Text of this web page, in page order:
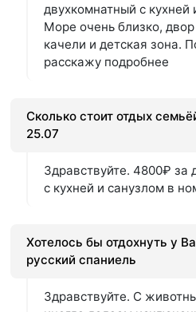
двухкомнатный с
Море очень близко,
качели и детская зона.
расскажу подробнее
Сколько стоит отдых
25.07
Здравствуйте. 4800₽ за
с кухней и санузлом в
Хотелось бы отдохнуть у
русский спаниель
Здравствуйте. С